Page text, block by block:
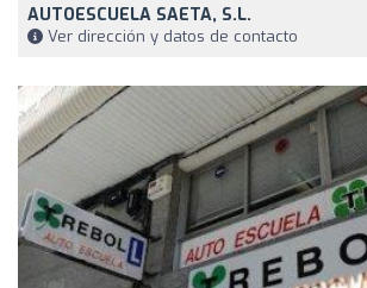
AUTOESCUELA SAETA, S.L.
Ver dirección y datos de contacto